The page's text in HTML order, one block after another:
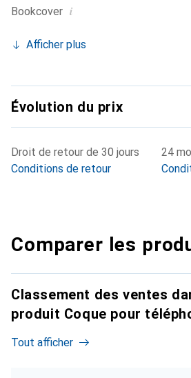
Bookcover i
Afficher plus
Évolution du prix
Droit de retour de 30 jours
Conditions de retour
24
Comparer les
Classement des ventes
produit Coque pour
Tout afficher